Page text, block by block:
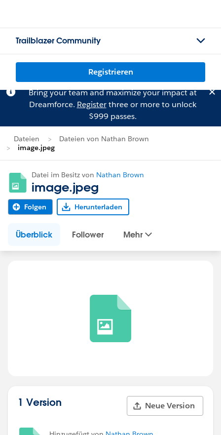
Trailblazer Community
Registrieren
Bring your team and maximize your impact at
Dreamforce. Registerthree or more to unlock
$999 passes.
Dateien
Dateien von Nathan Brown
image.jpeg
Datei im Besitz von Nathan Brown
image.jpeg
Folgen Herunterladen
Überblick Follower Mehr
1 Version Neue Version